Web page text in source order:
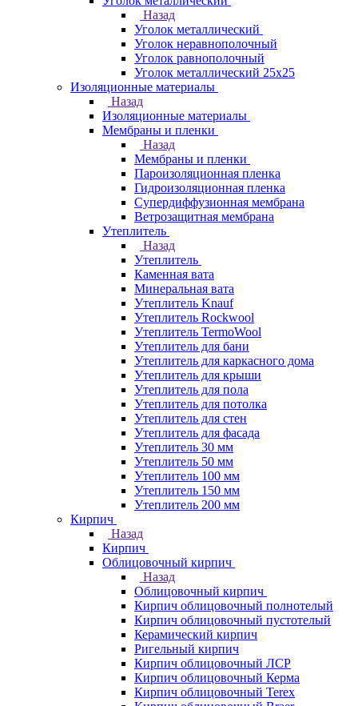
Назад
Уголок металлический
Уголок неравнополочный
Уголок равнополочный
Уголок металлический 25х25
Изоляционные материалы
Назад
Изоляционные материалы
Мембраны и пленки
Назад
Мембраны и пленки
Пароизоляционная пленка
Гидроизоляционная пленка
Супердиффузионная мембрана
Ветрозащитная мембрана
Утеплитель
Назад
Утеплитель
Каменная вата
Минеральная вата
Утеплитель Knauf
Утеплитель Rockwool
Утеплитель TermoWool
Утеплитель для бани
Утеплитель для каркасного дома
Утеплитель для крыши
Утеплитель для пола
Утеплитель для потолка
Утеплитель для стен
Утеплитель для фасада
Утеплитель 30 мм
Утеплитель 50 мм
Утеплитель 100 мм
Утеплитель 150 мм
Утеплитель 200 мм
Кирпич
Назад
Кирпич
Облицовочный кирпич
Назад
Облицовочный кирпич
Кирпич облицовочный полнотелый
Кирпич облицовочный пустотелый
Керамический кирпич
Ригельный кирпич
Кирпич облицовочный ЛСР
Кирпич облицовочный Керма
Кирпич облицовочный Terex